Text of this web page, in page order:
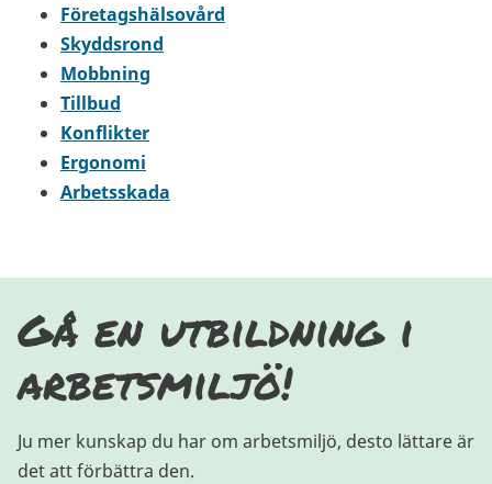
Företagshälsovård
Skyddsrond
Mobbning
Tillbud
Konflikter
Ergonomi
Arbetsskada
Gå en utbildning i
arbetsmiljö!
Ju mer kunskap du har om arbetsmiljö, desto lättare är
det att förbättra den.